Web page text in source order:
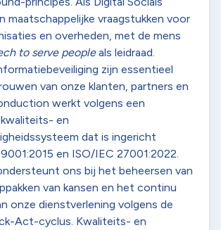
maatschappelijke vraagstukken voor
en overheden, met de mens
to serve peopleals leidraad.
zijn essentieel
van onze klanten, partners en
werkt volgens een
en
dat is ingericht
en ISO/IEC 27001:2022.
ons bij het beheersen van
van kansen en het continu
onze dienstverlening volgens de
Act-cyclus. Kwaliteits- en